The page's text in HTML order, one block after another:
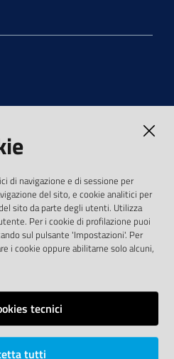
Instagram
di navigazione e di sessione per
del sito, e cookie analitici per
sito da parte degli utenti. Utilizza
Per i cookie di profilazione puoi
sul pulsante 'Impostazioni'. Per
i cookie oppure abilitarne solo alcuni,
tecnici
tutti